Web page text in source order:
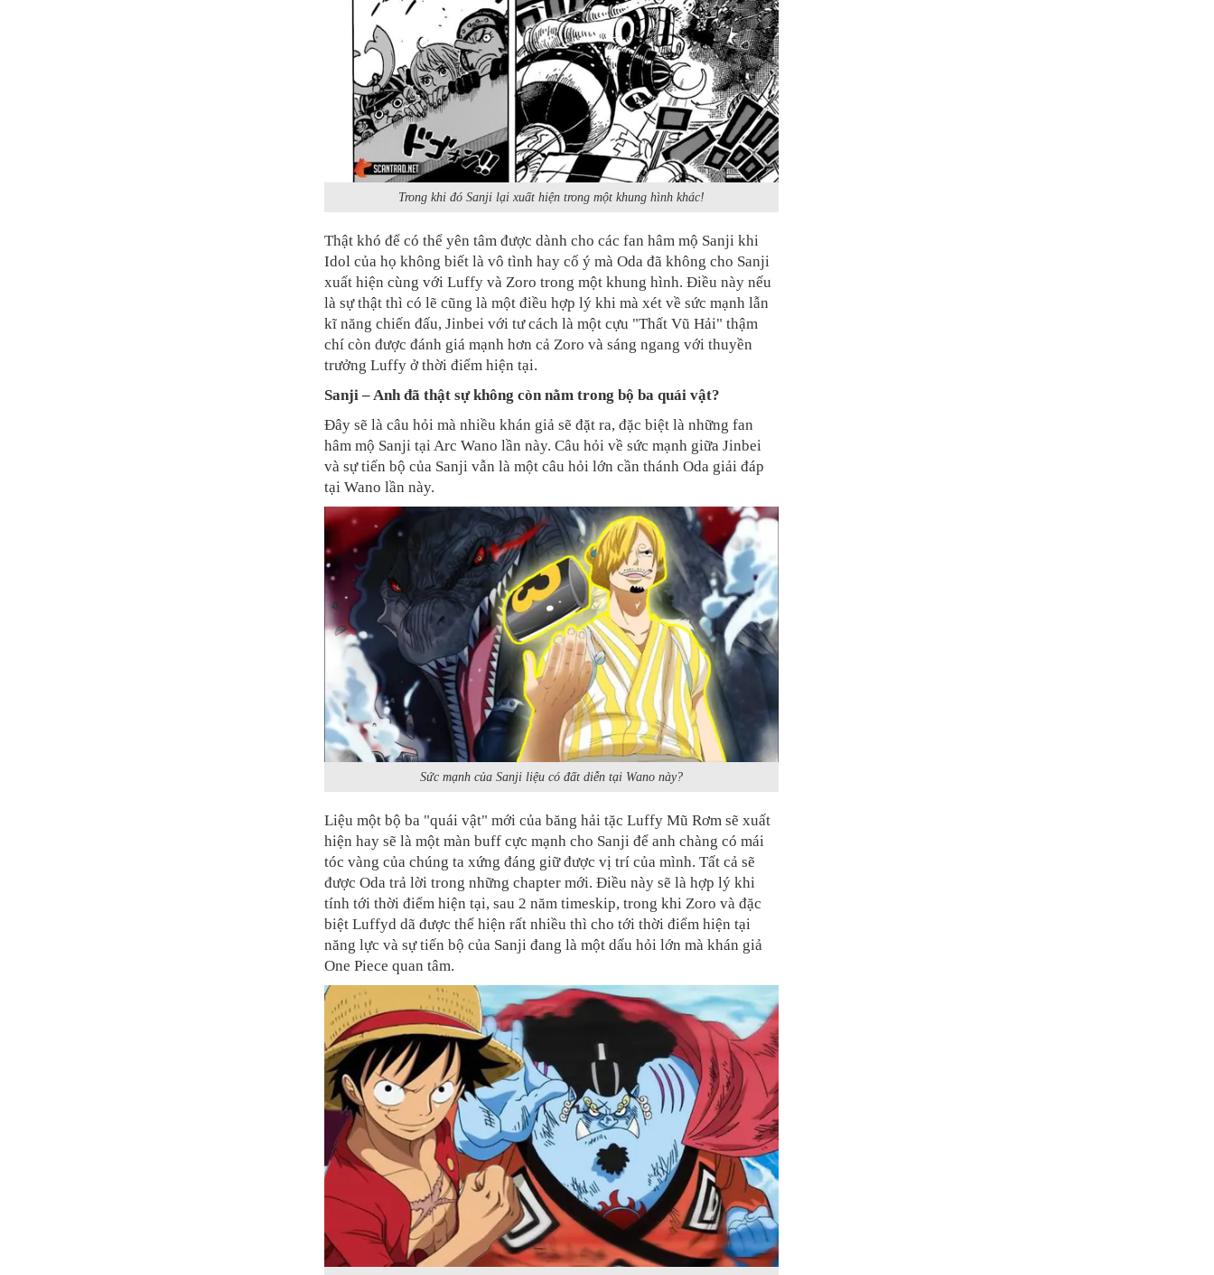
Trong khi đó Sanji lại xuất hiện trong một khung hình khác!
Thật khó để có thể yên tâm được dành cho các fan hâm mộ Sanji khi
Idol của họ không biết là vô tình hay cố ý mà Oda đã không cho Sanji
xuất hiện cùng với Luffy và Zoro trong một khung hình. Điều này nếu
là sự thật thì có lẽ cũng là một điều hợp lý khi mà xét về sức mạnh lẫn
kĩ năng chiến đấu, Jinbei với tư cách là một cựu "Thất Vũ Hải" thậm
chí còn được đánh giá mạnh hơn cả Zoro và sáng ngang với thuyền
trưởng Luffy ở thời điểm hiện tại.
Sanji – Anh đã thật sự không còn nằm trong bộ ba quái vật?
Đây sẽ là câu hỏi mà nhiều khán giả sẽ đặt ra, đặc biệt là những fan
hâm mộ Sanji tại Arc Wano lần này. Câu hỏi về sức mạnh giữa Jinbei
và sự tiến bộ của Sanji vẫn là một câu hỏi lớn cần thánh Oda giải đáp
tại Wano lần này.
Sức mạnh của Sanji liệu có đất diễn tại Wano này?
Liệu một bộ ba "quái vật" mới của băng hải tặc Luffy Mũ Rơm sẽ xuất
hiện hay sẽ là một màn buff cực mạnh cho Sanji để anh chàng có mái
tóc vàng của chúng ta xứng đáng giữ được vị trí của mình. Tất cả sẽ
được Oda trả lời trong những chapter mới. Điều này sẽ là hợp lý khi
tính tới thời điểm hiện tại, sau 2 năm timeskip, trong khi Zoro và đặc
biệt Luffyd dã được thể hiện rất nhiều thì cho tới thời điểm hiện tại
năng lực và sự tiến bộ của Sanji đang là một dấu hỏi lớn mà khán giả
One Piece quan tâm.